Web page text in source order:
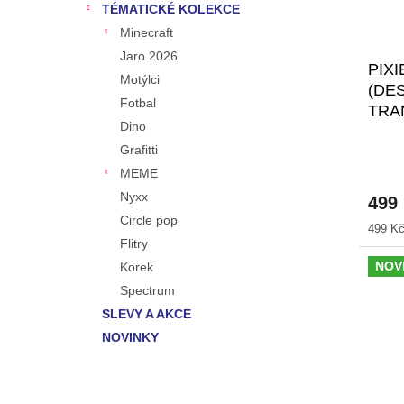
TÉMATICKÉ KOLEKCE
Minecraft
Jaro 2026
Motýlci
Fotbal
Dino
Grafitti
MEME
Nyxx
Circle pop
Flitry
Korek
Spectrum
SLEVY A AKCE
NOVINKY
499
Měrná
cena:
499